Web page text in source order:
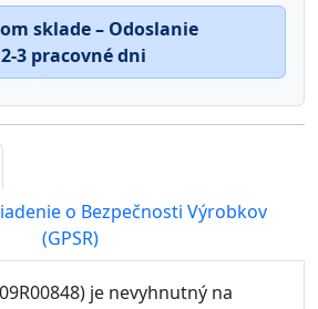
sklade – Odoslanie
3 pracovné dni
o Bezpečnosti Výrobkov
(GPSR)
je nevyhnutný na